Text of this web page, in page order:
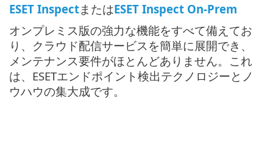
ESET InspectまたはESET Inspect On-Prem
オンプレミス版の強力な機能をすべて備えてお
り、クラウド配信サービスを簡単に展開でき、
メンテナンス要件がほとんどありません。これ
は、ESETエンドポイント検出テクノロジーとノ
ウハウの集大成です。